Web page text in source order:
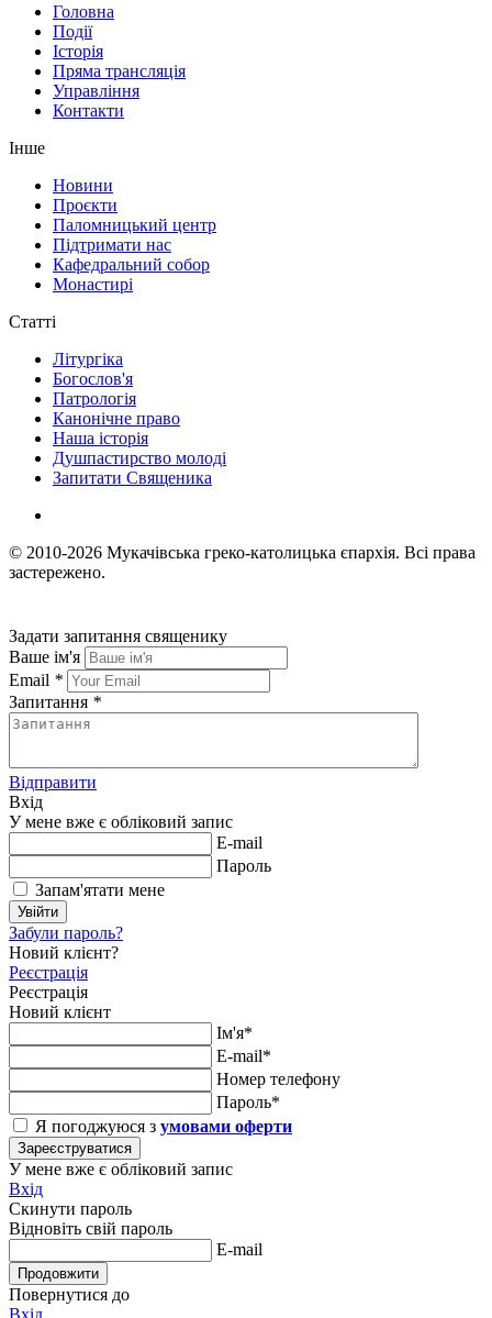
Головна
Події
Історія
Пряма трансляція
Управління
Контакти
Інше
Новини
Проєкти
Паломницький центр
Підтримати нас
Кафедральний собор
Монастирі
Статті
Літургіка
Богослов'я
Патрологія
Канонічне право
Наша історія
Душпастирство молоді
Запитати Священика
© 2010-2026 Мукачівська греко-католицька єпархія. Всі права
застережено.
Задати запитання священику
Ваше ім'я
Email *
Запитання *
Відправити
Вхід
У мене вже є обліковий запис
E-mail
Пароль
Запам'ятати мене
Увійти
Забули пароль?
Новий клієнт?
Реєстрація
Реєстрація
Новий клієнт
Ім'я*
E-mail*
Номер телефону
Пароль*
Я погоджуюся з умовами оферти
Зареєструватися
У мене вже є обліковий запис
Вхід
Скинути пароль
Відновіть свій пароль
E-mail
Продовжити
Повернутися до
Вхід